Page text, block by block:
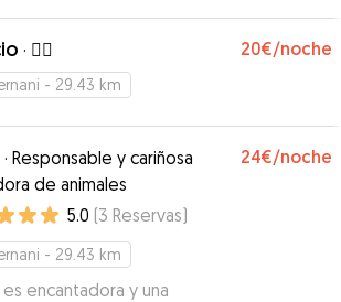
y atención que necesitaba. La
de 10. Sin duda volveré a
con ella en próximas ocasiones.
!”
· 🧞‍♂️ 20€/noche
- 29.43 km
· Responsable y cariñosa
de animales
24€/noche
5.0 (3 Reservas)
- 29.43 km
es encantadora y una